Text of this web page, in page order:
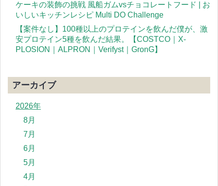
ケーキの装飾の挑戦 風船ガムvsチョコレートフード | お
いしいキッチンレシピ Multi DO Challenge
【案件なし】100種以上のプロテインを飲んだ僕が、激
安プロテイン5種を飲んだ結果。【COSTCO｜X-
PLOSION｜ALPRON｜Verifyst｜GronG】
アーカイブ
2026年
8月
7月
6月
5月
4月